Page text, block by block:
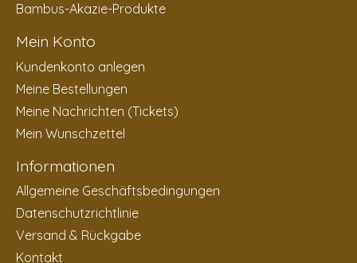
Bambus-Akazie-Produkte
Mein Konto
Kundenkonto anlegen
Meine Bestellungen
Meine Nachrichten (Tickets)
Mein Wunschzettel
Informationen
Allgemeine Geschäftsbedingungen
Datenschutzrichtlinie
Versand & Rückgabe
Kontakt